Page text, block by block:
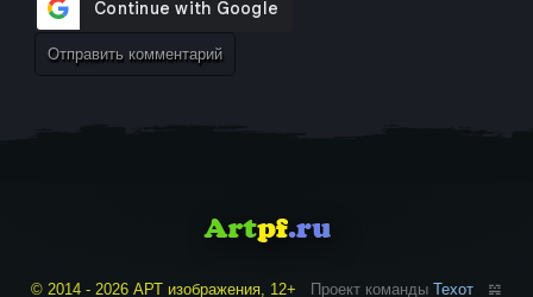
© 2014 - 2026 АРТ изображения, 12+ Проект команды Техот 𝌴